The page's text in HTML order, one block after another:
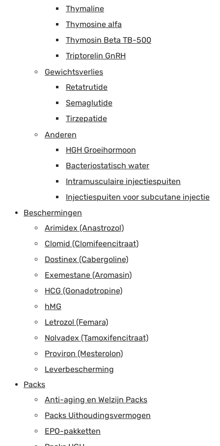
Thymaline
Thymosine alfa
Thymosin Beta TB-500
Triptorelin GnRH
Gewichtsverlies
Retatrutide
Semaglutide
Tirzepatide
Anderen
HGH Groeihormoon
Bacteriostatisch water
Intramusculaire injectiespuiten
Injectiespuiten voor subcutane injectie
Beschermingen
Arimidex (Anastrozol)
Clomid (Clomifeencitraat)
Dostinex (Cabergoline)
Exemestane (Aromasin)
HCG (Gonadotropine)
hMG
Letrozol (Femara)
Nolvadex (Tamoxifencitraat)
Proviron (Mesterolon)
Leverbescherming
Packs
Anti-aging en Welzijn Packs
Packs Uithoudingsvermogen
EPO-pakketten